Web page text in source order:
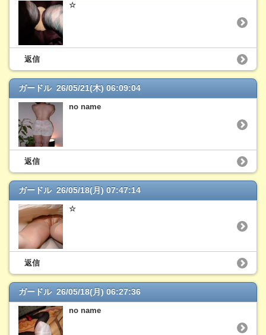
☆
返信
ガードル 26/05/21(木) 06:09:04
no name
返信
ガードル 26/05/18(月) 07:47:14
☆
返信
ガードル 26/05/18(月) 06:27:36
no name